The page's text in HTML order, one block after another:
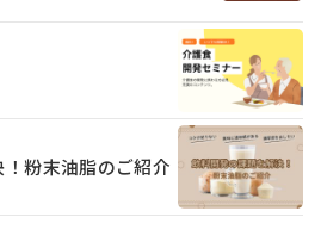
粉末油脂のご紹介